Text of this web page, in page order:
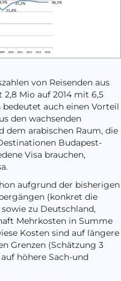
von Reisenden aus
Mio auf 2014 mit 6,5
auch einen Vorteil
den wachsenden
dem arabischen Raum, die
Budapest-
Visa brauchen,
aufgrund der bisherigen
(konkret die
zu Deutschland,
Mehrkosten in Summe
Kosten sind auf längere
Grenzen (Schätzung 3
höhere Sach-und